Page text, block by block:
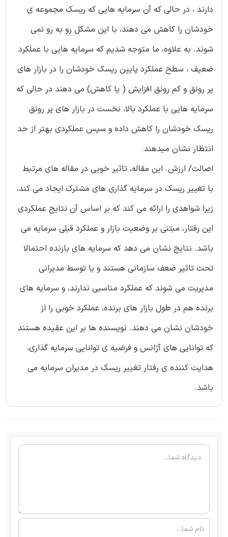
دارند ، در حالی که آن سرمایه هایی که ریسک مجموعه ی
خودشان را کاهش می دهند، با این مشکل رو به رو نمی
شوند. به علاوه، ما متوجه شدیم که سرمایه هایی با عملکرد
ضعیف ، سطح عملکرد پایین ریسک خودشان را در بازار های
پر رونق و کم رونق افزایش ( یا کاهش) می دهند در حالی که
سرمایه هایی با عملکرد بالا، نخست در بازار های پر رونق
ریسک خودشان را کاهش داده و سپس عملکردی بهتر از حد
انتظار نشان میدهند.
اصالت/ ارزش. این مقاله، تاثیر خوبی در مقاله های مرتبط
با تغییر ریسک در سرمایه گذاری های مشترک ایجاد می کند،
زیرا شواهدی را ارائه می کند که بر اساس آن نتایج عملکردی
این رفتار، مبتنی بر وضعیت بازار و عملکرد قبلی سرمایه می
باشد. نتایج نشان می دهد که سرمایه های بازنده احتمالا
تحت تاثیر ضعف سازمانی هستند و یا توسط مدیرانی
مدیریت می شوند که عملکرد مناسبی ندارند، و سرمایه های
برنده هم در طول بازار های برنده، عملکرد خوبی را از
خودشان نشان می دهند. نویسنده ها بر این عقیده هستند
که توانایی های آژانس و فرضیه ی توانایی سرمایه گذاری،
هدایت کننده ی رفتار تغییر ریسک در مدیران سرمایه می
باشد.